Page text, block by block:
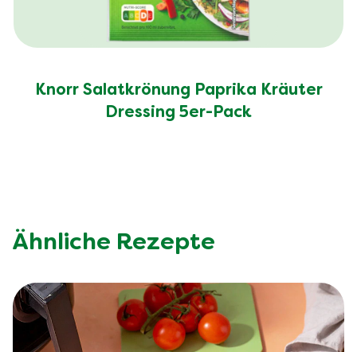
Knorr Salatkrönung Paprika Kräuter
Dressing 5er-Pack
Ähnliche Rezepte